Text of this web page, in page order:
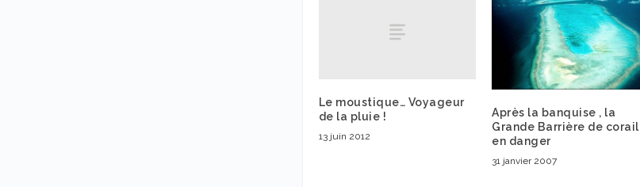
Le moustique… Voyageur
de la pluie !
13 juin 2012
Après la banquise , la
Grande Barrière de corail
en danger
31 janvier 2007